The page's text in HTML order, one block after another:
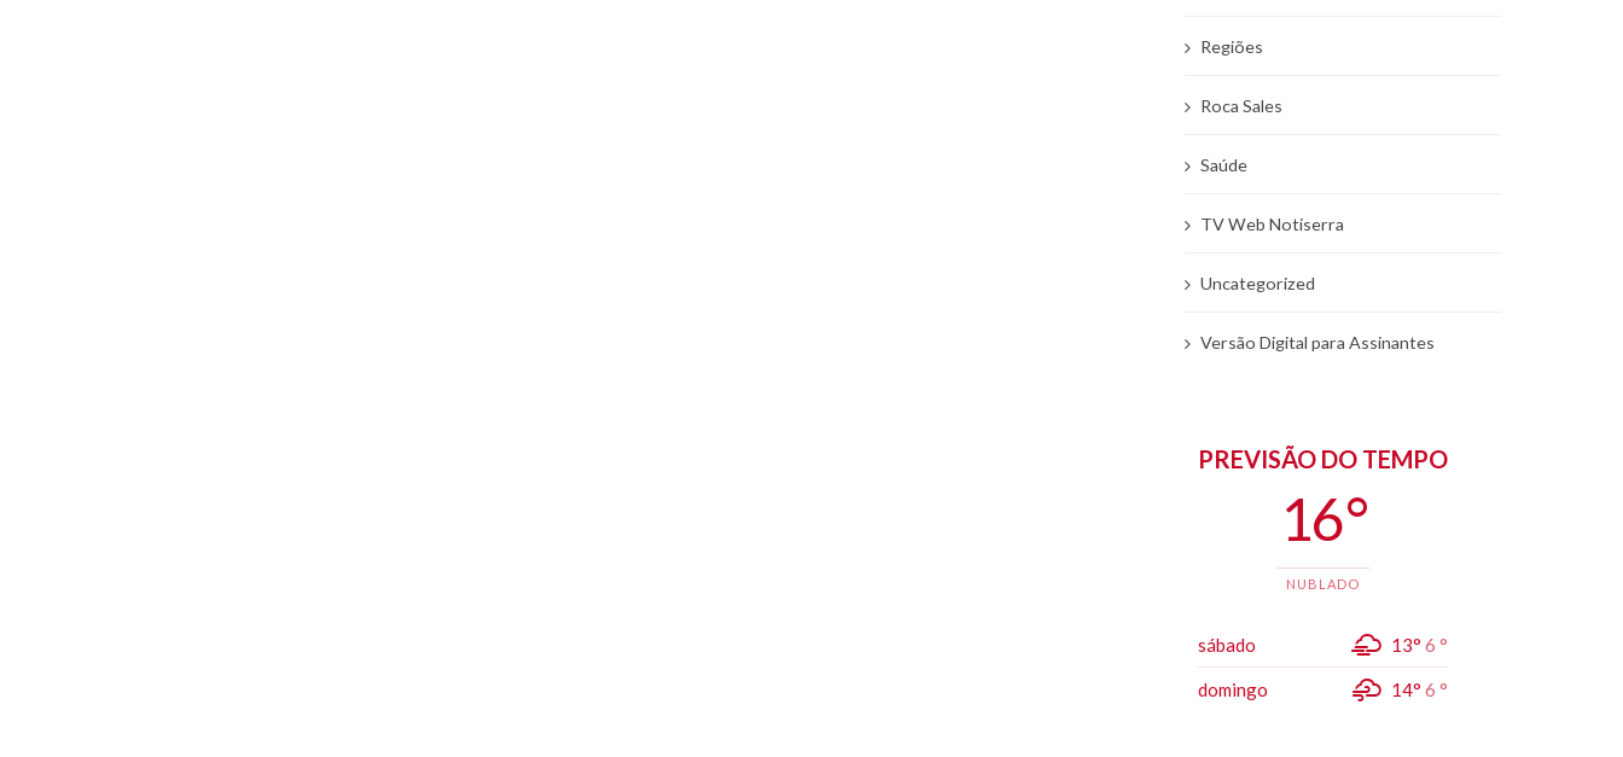
Regiões
Roca Sales
Saúde
TV Web Notiserra
Uncategorized
Versão Digital para Assinantes
PREVISÃO DO TEMPO
16 °
NUBLADO
sábado 13° 6 °
domingo 14° 6 °